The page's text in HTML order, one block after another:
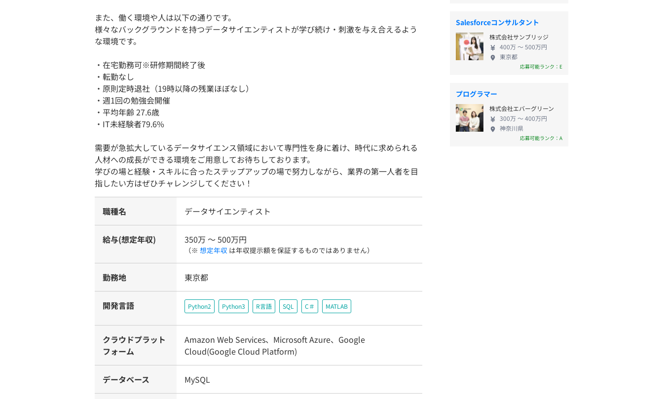
また、働く環境や人は以下の通りです。
様々なバックグラウンドを持つデータサイエンティストが学び続け・刺激を与え合えるよう
な環境です。
・在宅勤務可※研修期間終了後
・転勤なし
・原則定時退社（19時以降の残業ほぼなし）
・週1回の勉強会開催
・平均年齢 27.6歳
・IT未経験者79.6%
需要が急拡大しているデータサイエンス領域において専門性を身に着け、時代に求められる
人材への成長ができる環境をご用意してお待ちしております。
学びの場と経験・スキルに合ったステップアップの場で努力しながら、業界の第一人者を目
指したい方はぜひチャレンジしてください！
職種名 データサイエンティスト
給与(想定年収) 350万 〜 500万円
（※ 想定年収 は年収提示額を保証するものではありません）
勤務地 東京都
開発言語 Python2 Python3 R言語 SQL C＃ MATLAB
クラウドプラット
フォーム
Amazon Web Services、Microsoft Azure、Google
Cloud(Google Cloud Platform)
データベース MySQL
Salesforceコンサルタント
株式会社サンブリッジ
400万 〜 500万円
東京都
応募可能ランク：E
プログラマー
株式会社エバーグリーン
300万 〜 400万円
神奈川県
応募可能ランク：A